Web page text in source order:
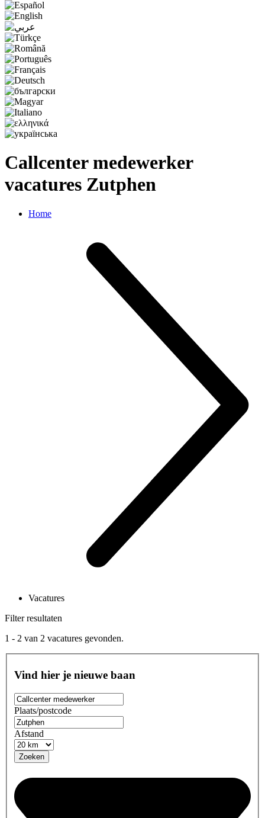
Callcenter medewerker
vacatures Zutphen
Home
Vacatures
Filter resultaten
1 - 2 van 2 vacatures gevonden.
Vind hier je nieuwe baan
Plaats/postcode
Afstand
Zoeken